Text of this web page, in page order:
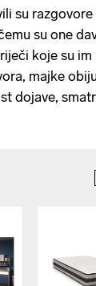
su razgovore
su one
koje su im
majke
dojave,